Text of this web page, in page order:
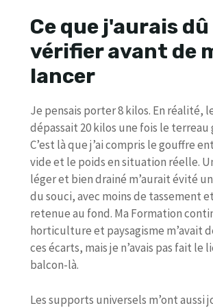
Ce que j'aurais dû
vérifier avant de
lancer
Je pensais porter 8 kilos. En réalité,
dépassait 20 kilos une fois le terreau
C’est là que j’ai compris le gouffre
vide et le poids en situation réelle.
léger et bien drainé m’aurait évité
du souci, avec moins de tassement
retenue au fond. Ma Formation
horticulture et paysagisme m’avait
ces écarts, mais je n’avais pas fait le
balcon-là.
Les supports universels m’ont aussi